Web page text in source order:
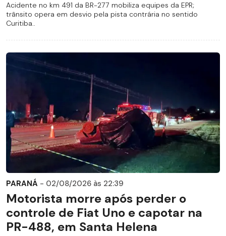
Acidente no km 491 da BR-277 mobiliza equipes da EPR;
trânsito opera em desvio pela pista contrária no sentido
Curitiba..
PARANÁ - 02/08/2026 às 22:39
Motorista morre após perder o
controle de Fiat Uno e capotar na
PR-488, em Santa Helena